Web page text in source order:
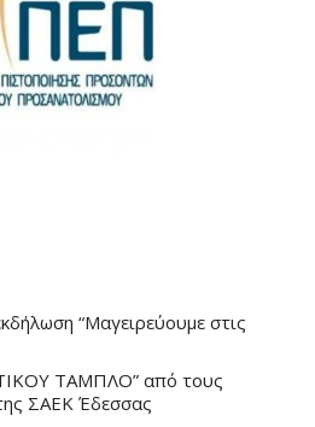
“Μαγειρεύουμε στις
ΤΑΜΠΛΟ” από τους
ΣΑΕΚ Έδεσσας